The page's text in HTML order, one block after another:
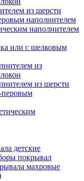
из шерсти
наполнителем
наполнителем
или с шелковым
из
из шерсти
детские
покрывал
махровые